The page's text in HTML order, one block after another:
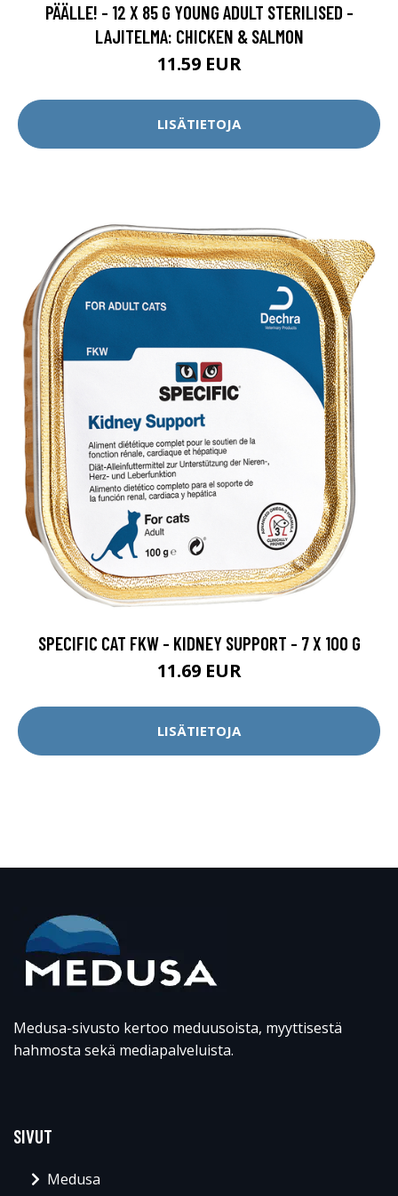
PÄÄLLE! - 12 X 85 G YOUNG ADULT STERILISED -
LAJITELMA: CHICKEN & SALMON
11.59 EUR
LISÄTIETOJA
SPECIFIC CAT FKW - KIDNEY SUPPORT - 7 X 100 G
11.69 EUR
LISÄTIETOJA
Medusa-sivusto kertoo meduusoista, myyttisestä
hahmosta sekä mediapalveluista.
SIVUT
Medusa